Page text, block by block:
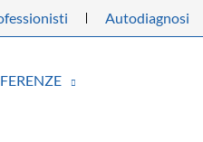
Autodiagnosi